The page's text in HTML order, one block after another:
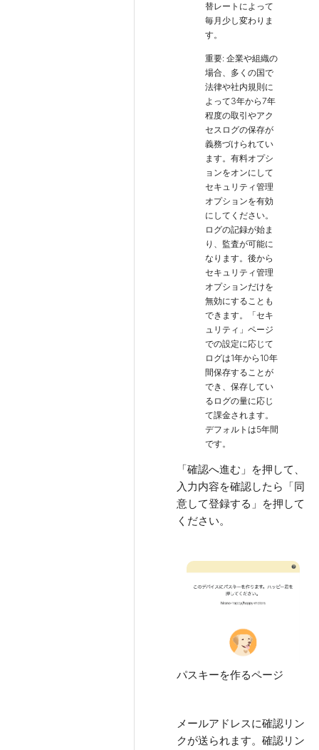
替レートによって
毎月少し変わりま
す。
重要: 企業や組織の
場合、多くの国で
法律や社内規則に
よって3年から7年
程度の取引やアク
セスログの保存が
義務づけられてい
ます。有料オプシ
ョンをオンにして
セキュリティ管理
オプションを有効
にしてください。
ログの記録が始ま
り、監査が可能に
なります。後から
セキュリティ管理
オプションだけを
無効にすることも
できます。「セキ
ュリティ」ページ
での設定に応じて
ログは1年から10年
間保存することが
でき、保存してい
るログの量に応じ
て課金されます。
デフォルトは5年間
です。
「確認へ進む」を押して、
入力内容を確認したら「同
意して登録する」を押して
ください。
パスキーを作るページ
メールアドレスに確認リン
クが送られます。確認リン